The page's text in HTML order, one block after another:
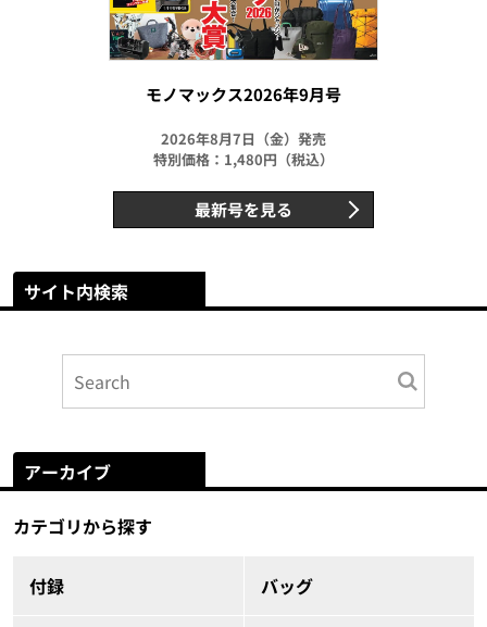
モノマックス2026年9月号
2026年8月7日（金）発売
特別価格：1,480円（税込）
最新号を見る
サイト内検索
アーカイブ
カテゴリから探す
付録 バッグ